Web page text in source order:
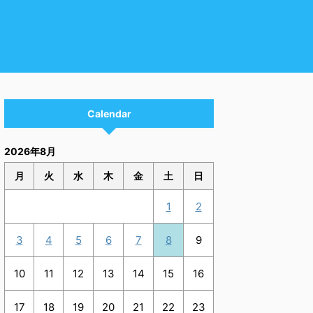
Calendar
2026年8月
月 火 水 木 金 土 日
1 2
3 4 5 6 7 8 9
10 11 12 13 14 15 16
17 18 19 20 21 22 23